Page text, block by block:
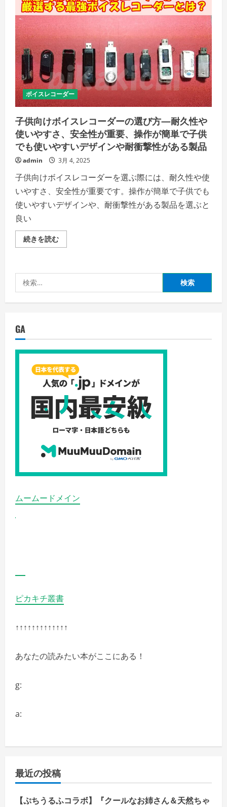
ボイスレコーダー
子供向けボイスレコーダーの選び方—耐久性や
使いやすさ、安全性が重要、操作が簡単で子供
でも使いやすいデザインや耐衝撃性がある製品
admin 3月 4, 2025
子供向けボイスレコーダーを選ぶ際には、耐久性や使
いやすさ、安全性が重要です。操作が簡単で子供でも
使いやすいデザインや、耐衝撃性がある製品を選ぶと
良い
続きを読む子
供
イ
コ
ー
び
—
久
性
や
使
い
や
す
さ、
全
重
要、
作
が
単
で
子
ン
や
耐
性
製
索:
GA
ムームードメイン
ピカキチ叢書
↑↑↑↑↑↑↑↑↑↑↑↑↑
あなたの読みたい本がここにある！
g:
a:
最近の投稿
【ぷちうるふコラボ】『クールなお姉さん＆天然ちゃ